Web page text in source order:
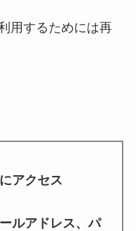
用するためには再
アクセス
ルアドレス、パ